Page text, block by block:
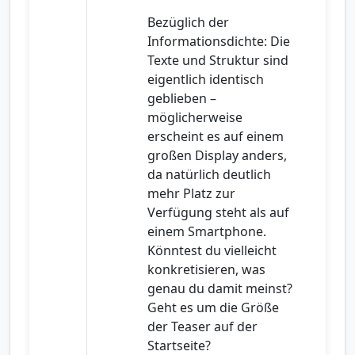
Bezüglich der
Informationsdichte: Die
Texte und Struktur sind
eigentlich identisch
geblieben –
möglicherweise
erscheint es auf einem
großen Display anders,
da natürlich deutlich
mehr Platz zur
Verfügung steht als auf
einem Smartphone.
Könntest du vielleicht
konkretisieren, was
genau du damit meinst?
Geht es um die Größe
der Teaser auf der
Startseite?